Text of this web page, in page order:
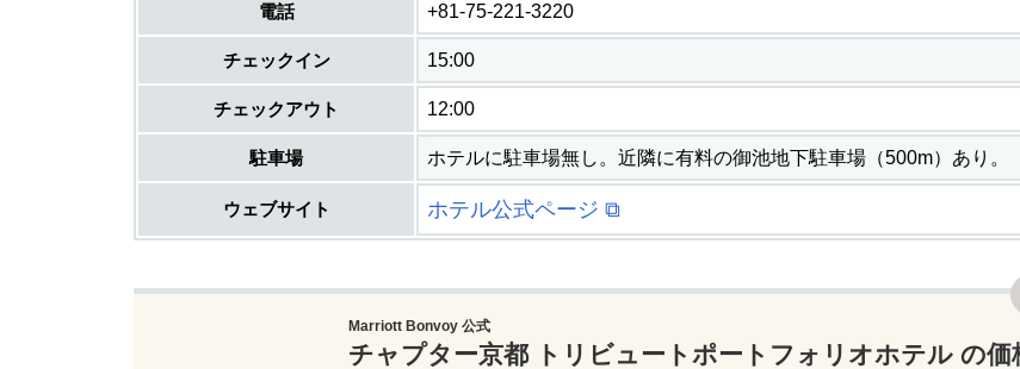
電話 +81-75-221-3220
チェックイン 15:00
チェックアウト 12:00
駐車場 ホテルに駐車場無し。近隣に有料の御池地下駐車場（500m）あり。
ウェブサイト ホテル公式ページ ⧉
Marriott Bonvoy 公式
チャプター京都 トリビュートポートフォリオホテル の価